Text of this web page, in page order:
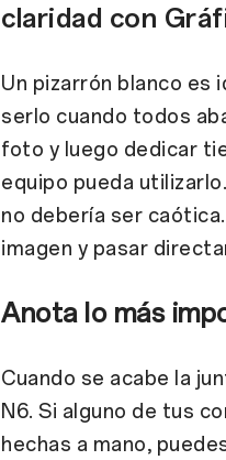
claridad con
Un pizarrón blanco es
serlo cuando todos
foto y luego dedicar
equipo pueda
no debería ser
imagen y pasar
Anota lo más
Cuando se acabe la
N6. Si alguno de tus
hechas a mano,